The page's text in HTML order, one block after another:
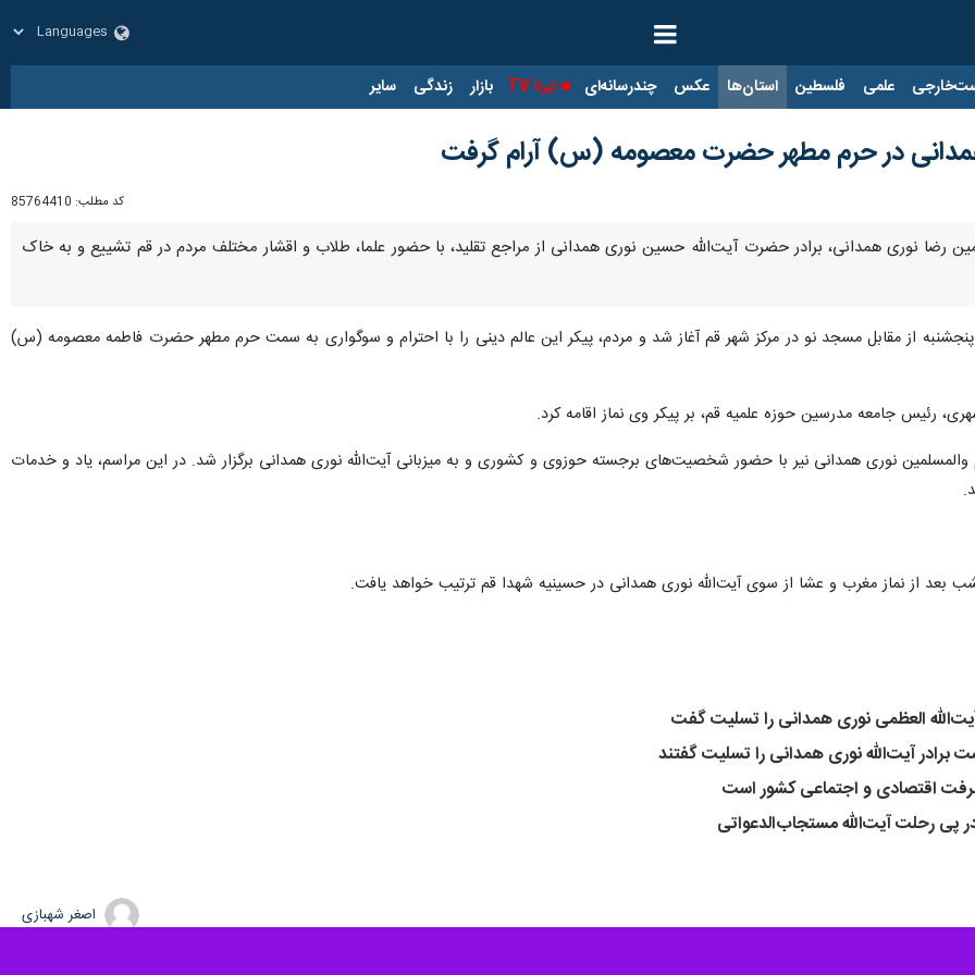
علمی فلسطین استان‌ها عکس چندرسانه‌ای ایرنا TV بازار زندگی سایر
همدانی در حرم مطهر حضرت معصومه (س) آرام گرفت
کد مطلب: 85764410